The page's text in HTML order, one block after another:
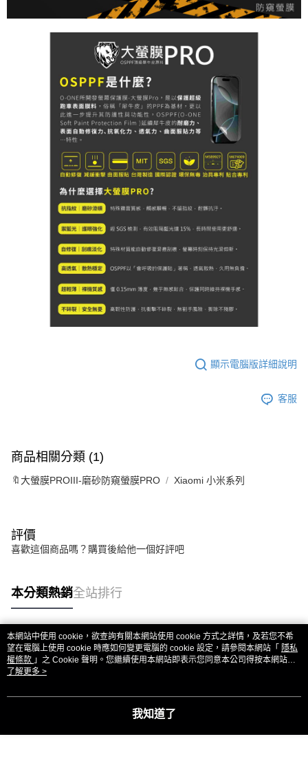
顯示電腦版詳細說明
客服
商品相關分類 (1)
🔖大螢膜PROIII-磨砂防窺螢膜PRO Xiaomi 小米系列
評價
喜歡這個商品嗎？購買後給他一個好評吧
本分類熱銷全站排行
熱門標籤
本網站中使用 cookie，欲查詢有關本網站使用 cookie 方式之詳情，及若您不希
望在電腦上使用 cookie 時應如何變更電腦的 cookie 設定，請參閱本網站「 隱私
權條款 」之 Cookie 聲明。您繼續使用本網站即表示您同意本公司得按本網站使
用條款之 Cookie 聲明使用 cookie。
了解更多 >
我知道了